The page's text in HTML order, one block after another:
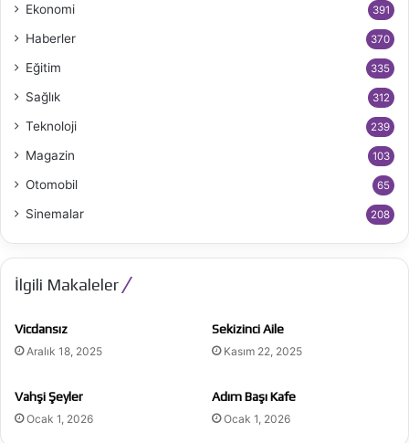
Ekonomi 391
Haberler 370
Eğitim 335
Sağlık 312
Teknoloji 239
Magazin 103
Otomobil 65
Sinemalar 208
İlgili Makaleler
Vicdansız
Aralık 18, 2025
Sekizinci Aile
Kasım 22, 2025
Vahşi Şeyler
Ocak 1, 2026
Adım Başı Kafe
Ocak 1, 2026